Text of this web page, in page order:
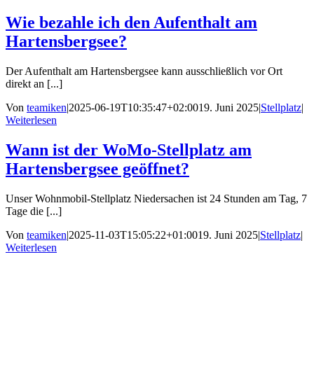
Wie bezahle ich den Aufenthalt am
Hartensbergsee?
Der Aufenthalt am Hartensbergsee kann ausschließlich vor Ort
direkt an [...]
Von teamiken|2025-06-19T10:35:47+02:0019. Juni 2025|Stellplatz|
Weiterlesen
Wann ist der WoMo-Stellplatz am
Hartensbergsee geöffnet?
Unser Wohnmobil-Stellplatz Niedersachen ist 24 Stunden am Tag, 7
Tage die [...]
Von teamiken|2025-11-03T15:05:22+01:0019. Juni 2025|Stellplatz|
Weiterlesen